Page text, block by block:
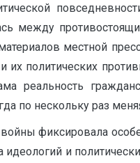
между
местной
политических
реальность
по нескольку раз
фиксировала
и